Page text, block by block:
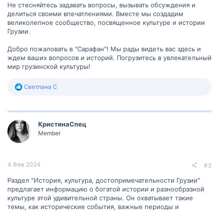
Не стесняйтесь задавать вопросы, вызывать обсуждения и
делиться своими впечатлениями. Вместе мы создадим
великолепное сообщество, посвященное культуре и истории
Грузии.
Добро пожаловать в "Сарафан"! Мы рады видеть вас здесь и
ждем ваших вопросов и историй. Погрузитесь в увлекательный
мир грузинской культуры!
Р
к
и
и
:
Светлана С
КристинаСпец
Member
4 Фев 2024 #3
Раздел "История, культура, достопримечательности Грузии"
предлагает информацию о богатой истории и разнообразной
культуре этой удивительной страны. Он охватывает такие
темы, как исторические события, важные периоды и